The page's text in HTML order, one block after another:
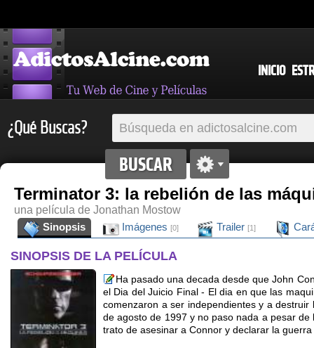
INICIO
¿Qué Buscas?
Terminator 3: la rebelión de las
una película de Jonathan Mostow
Sinopsis
Imágenes [0] Trailer [1]
SINOPSIS DE LA PELÍCULA
Ha pasado una decada desde que John
el Dia del Juicio Final - El dia en que las
comenzaron a ser independientes y a
de agosto de 1997 y no paso nada a pesar
trato de asesinar a Connor y declarar la